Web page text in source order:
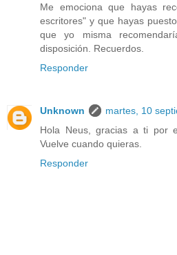
Me emociona que hayas
escritores" y que hayas
que yo misma
disposición. Recuerdos.
Responder
Unknown
martes, 10
Hola Neus, gracias a ti por
Vuelve cuando quieras.
Responder